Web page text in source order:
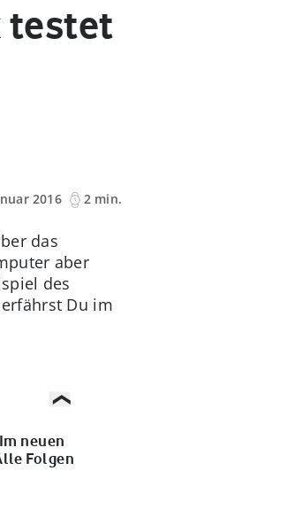
testet
2016
2 min.
das
aber
des
Du im
neuen
Folgen